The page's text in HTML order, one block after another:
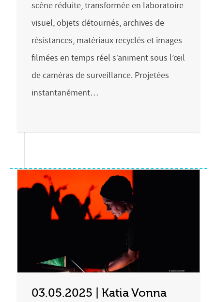
scène réduite, transformée en laboratoire
visuel, objets détournés, archives de
résistances, matériaux recyclés et images
filmées en temps réel s’animent sous l’œil
de caméras de surveillance. Projetées
instantanément…
03.05.2025 | Katia Vonna